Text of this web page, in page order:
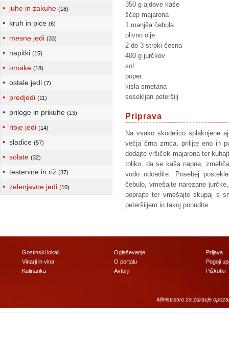
• juhe in zakuhe (18)
• kruh in pice (6)
• mesne jedi (33)
• napitki (15)
• omake (18)
• ostale jedi (7)
• predjedi (11)
• priloge in prikuhe (13)
• ribje jedi (14)
• sladice (57)
• solate (32)
• testenine in riž (37)
• zelenjavne jedi (10)
350 g ajdove kaše
ščep majarona
1 manjša čebula
olivno olje
2 do 3 stroki česna
400 g jurčkov
sol
poper
kisla smetana
sesekljan peteršilj
Priprava
Na vsako skodelico splaknjene
večja črna zrnca, prilijte eno in
dodajte vršiček majarona ter
toliko, da se kaša napne,
vodo odcedite. Posebej
čebulo, vmešajte narezane
poprajte ter vmešajte skupaj s
peteršiljem in takoj ponudite.
Gostinski lokali
Vinarji in vina
Kulinarika
Oglaševanje
O portalu
Avtorji
Prijava
Pogoji
Piškotki
Ministrstvo za zdravje